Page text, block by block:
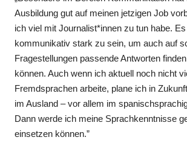
Ausbildung gut auf meinen jetzigen Job
ich viel mit Journalist*innen zu tun habe.
kommunikativ stark zu sein, um auch auf
Fragestellungen passende Antworten
können. Auch wenn ich aktuell noch nicht
Fremdsprachen arbeite, plane ich in
im Ausland – vor allem im
Dann werde ich meine Sprachkenntnisse
einsetzen können.”